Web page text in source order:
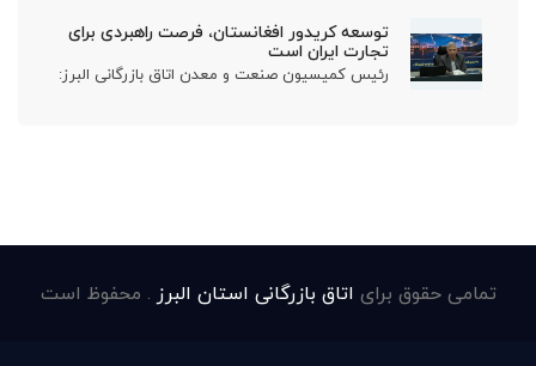
توسعه کریدور افغانستان، فرصت راهبردی برای
تجارت ایران است
رئیس کمیسیون صنعت و معدن اتاق بازرگانی البرز:
تمامی حقوق برای اتاق بازرگانی استان البرز . محفوظ است